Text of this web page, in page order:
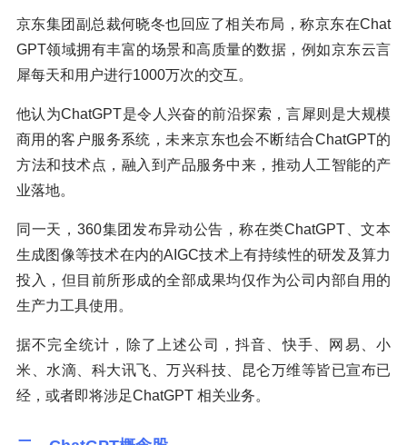
京东集团副总裁何晓冬也回应了相关布局，称京东在Chat
GPT领域拥有丰富的场景和高质量的数据，例如京东云言
犀每天和用户进行1000万次的交互。
他认为ChatGPT是令人兴奋的前沿探索，言犀则是大规模
商用的客户服务系统，未来京东也会不断结合ChatGPT的
方法和技术点，融入到产品服务中来，推动人工智能的产
业落地。
同一天，360集团发布异动公告，称在类ChatGPT、文本
生成图像等技术在内的AIGC技术上有持续性的研发及算力
投入，但目前所形成的全部成果均仅作为公司内部自用的
生产力工具使用。
据不完全统计，除了上述公司，抖音、快手、网易、小
米、水滴、科大讯飞、万兴科技、昆仑万维等皆已宣布已
经，或者即将涉足ChatGPT 相关业务。